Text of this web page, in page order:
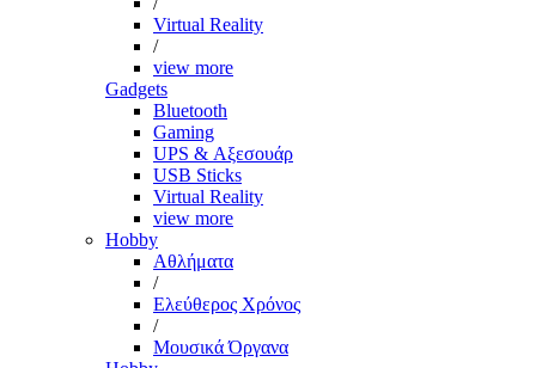
Virtual Reality
/
view more
Gadgets
Bluetooth
Gaming
UPS & Αξεσουάρ
USB Sticks
Virtual Reality
view more
Hobby
Αθλήματα
/
Ελεύθερος Χρόνος
/
Μουσικά Όργανα